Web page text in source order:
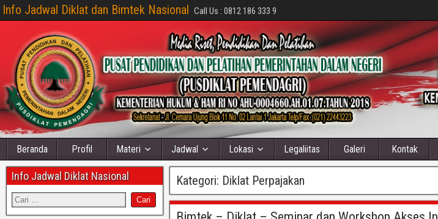
Info Jadwal Diklat dan Bimtek Nasional Call Us : 0812 186 333 9
Beranda Profil Materi Jadwal Lokasi Legaliitas Galeri Kontak
Kategori: Diklat Perpajakan
Info Jadwal Diklat Nasional